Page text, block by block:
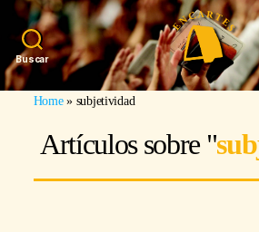
Buscar
Home» subjetividad
Artículos sobre "